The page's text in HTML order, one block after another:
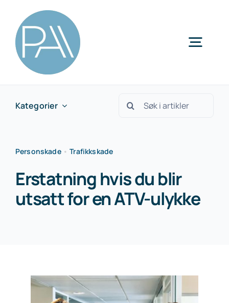
content
Kategorier
Søk
Personskade•Trafikkskade
Erstatning hvis du blir
utsatt for en ATV-ulykke